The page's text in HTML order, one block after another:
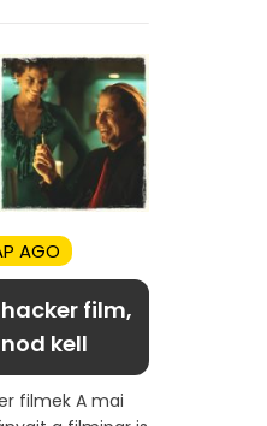
AGO
film,
kell
filmek A mai